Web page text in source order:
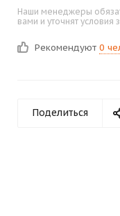
Наши менеджеры
вами и уточнят условия
Рекомендуют 0
Поделиться